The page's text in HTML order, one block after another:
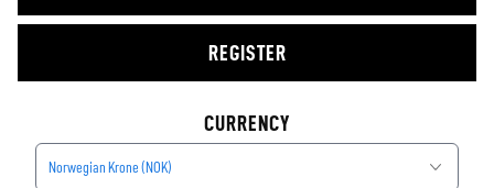
REGISTER
CURRENCY
Norwegian Krone (NOK)